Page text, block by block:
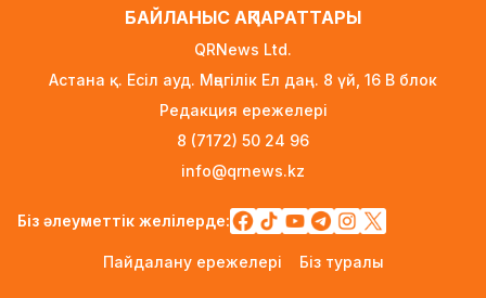
Футболдан Қазақстан құрамасына жаңа бас
2 күн бұрын
«Қазақтелекомның» екі қызметкері жұмыс
кезінде қаза тапты
Трамп АҚШ-та туғандарға автоматты түрде
БАЙЛАНЫС АҚПАРАТТАРЫ
QRNews Ltd.
Астана қ. Есіл ауд. Мәңгілік Ел даң. 8 үй, 16 B блок
Редакция ережелері
8 (7172) 50 24 96
info@qrnews.kz
Біз әлеуметтік желілерде:
Пайдалану ережелері Біз туралы